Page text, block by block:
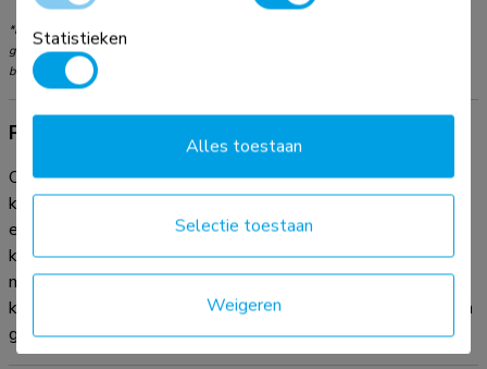
*NB. De vermelde inch-maten zijn slechts een indicatie, gecombineerd met het
gewicht en de VESA-maten. Het maximale gewicht en de VESA-maat zijn absolute
beperkingen voor de producten en dienen niet te worden overschreden.
Productinformatie
Organiseer je kabels met de praktische ADS06-140BL
kabelspiraal. Deze flexibele kabelmanagement spiraal, met
een diameter van Ø15 mm, biedt plaats aan drie kabels en
kan op elke gewenste lengte worden afgeknipt. Met de
meegeleverde kabelgeleider-clip kun je je kabels snel in de
kabelspiraal toevoegen en ordenen. Zorg voor een schone en
georganiseerde werkplek met je kabels netjes uit het zicht.
Statistieken
Weigeren
Selectie toestaan
Alles toestaan